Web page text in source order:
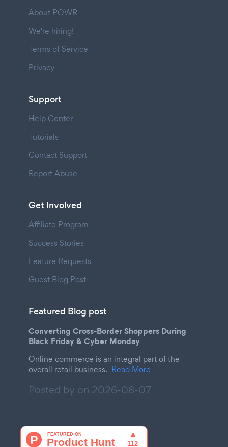
About POWR
We're hiring!
Terms of Service
Privacy
Support
Help Center
Tutorials
Contact Support
Report Abuse
Get Involved
Affiliate Program
Success Stories
Feature Requests
Guest Blog Post
Featured Blog post
Converting Cross-Border Shoppers During
Black Friday & Cyber Monday
Online commerce is an integral part of the
overall retail business. Read More
Posted by on 2026-08-07